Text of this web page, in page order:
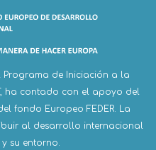
Programa de Iniciación a la
ha contado con el apoyo del
fondo Europeo FEDER. La
al desarrollo internacional
su entorno.